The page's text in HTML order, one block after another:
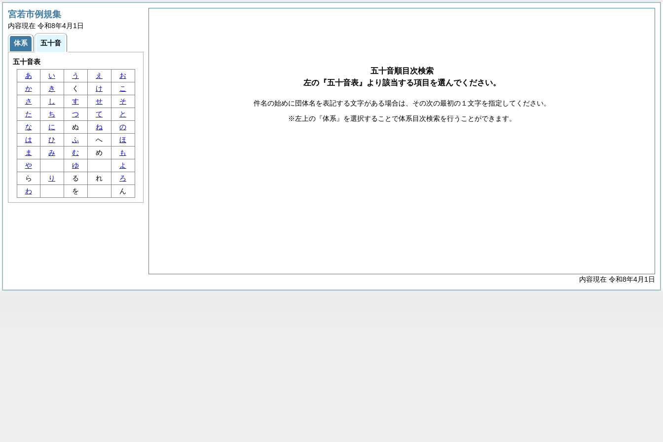
五十音順目次検索
左の『五十音表』より該当する項目を選んでください。
件名の始めに団体名を表記する文字がある場合は、その次の最初の１文字を指定してください。
※左上の『体系』を選択することで体系目次検索を行うことができます。
内容現在 令和8年4月1日
宮若市例規集
内容現在 令和8年4月1日
体系 五十音
五十音表
あ
い う え
お
か
き く け
こ
さ
し す せ
そ
た
ち つ て
と
な
に ぬ ね
の
は
ひ ふ へ
ほ
ま
み む め
も
や
ゆ
よ
ら
り る れ
ろ
わ
を ん